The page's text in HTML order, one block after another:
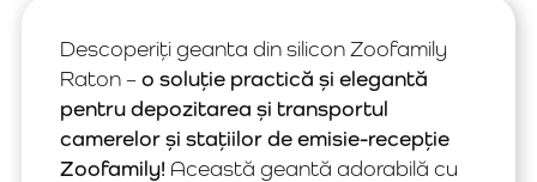
Descoperiți geanta din silicon Zoofamily
Raton –o soluție practică și elegantă
pentru depozitarea și transportul
camerelor și stațiilor de emisie-recepție
Zoofamily! Această geantă adorabilă cu